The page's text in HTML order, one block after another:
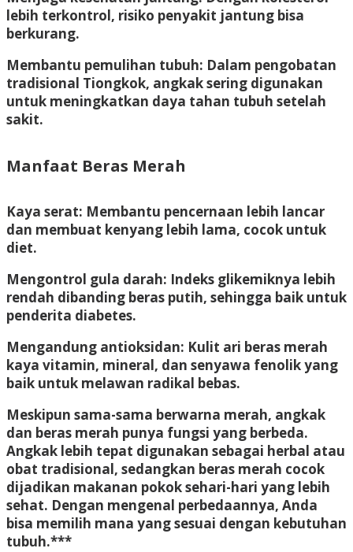
lebih terkontrol, risiko penyakit jantung bisa
berkurang.
Membantu pemulihan tubuh: Dalam pengobatan
tradisional Tiongkok, angkak sering digunakan
untuk meningkatkan daya tahan tubuh setelah
sakit.
Manfaat Beras Merah
Kaya serat: Membantu pencernaan lebih lancar
dan membuat kenyang lebih lama, cocok untuk
diet.
Mengontrol gula darah: Indeks glikemiknya lebih
rendah dibanding beras putih, sehingga baik untuk
penderita diabetes.
Mengandung antioksidan: Kulit ari beras merah
kaya vitamin, mineral, dan senyawa fenolik yang
baik untuk melawan radikal bebas.
Meskipun sama-sama berwarna merah, angkak
dan beras merah punya fungsi yang berbeda.
Angkak lebih tepat digunakan sebagai herbal atau
obat tradisional, sedangkan beras merah cocok
dijadikan makanan pokok sehari-hari yang lebih
sehat. Dengan mengenal perbedaannya, Anda
bisa memilih mana yang sesuai dengan kebutuhan
tubuh.***